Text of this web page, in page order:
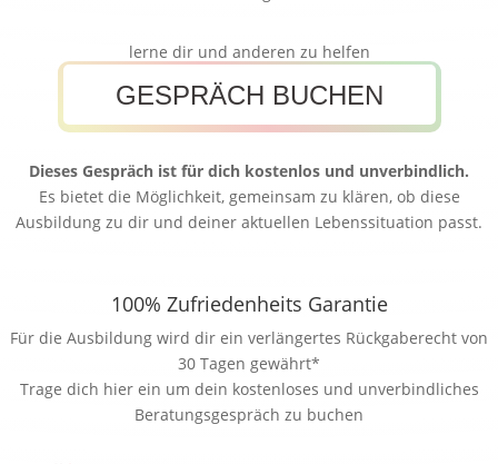
lerne dir und anderen zu helfen
GESPRÄCH BUCHEN
Dieses Gespräch ist für dich kostenlos und unverbindlich.
Es bietet die Möglichkeit, gemeinsam zu klären, ob diese
Ausbildung zu dir und deiner aktuellen Lebenssituation passt.
100% Zufriedenheits Garantie
Für die Ausbildung wird dir ein verlängertes Rückgaberecht von
30 Tagen gewährt*
Trage dich hier ein um dein kostenloses und unverbindliches
Beratungsgespräch zu buchen